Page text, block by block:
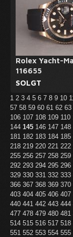
Rolex Yacht-
116655
SOLGT
1 2 3 4 5 6 7 8 9 10
57 58 59 60 61 62 63
106 107 108 109 110
144 145 146 147 148
181 182 183 184 185
218 219 220 221 222
255 256 257 258 259
292 293 294 295 296
329 330 331 332 333
366 367 368 369 370
403 404 405 406 407
440 441 442 443 444
477 478 479 480 481
514 515 516 517 518
551 552 553 554 555